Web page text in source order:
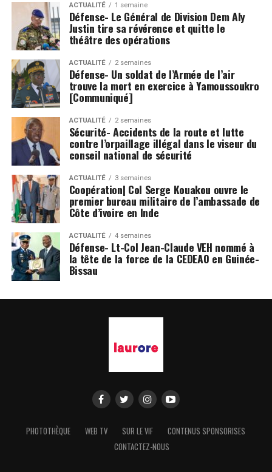
ACTUALITÉ 1 semaine
Défense- Le Général de Division Dem Aly
Justin tire sa révérence et quitte le
théâtre des opérations
ACTUALITÉ 2 semaines
Défense- Un soldat de l’Armée de l’air
trouve la mort en exercice à Yamoussoukro
[Communiqué]
ACTUALITÉ 2 semaines
Sécurité- Accidents de la route et lutte
contre l’orpaillage illégal dans le viseur du
conseil national de sécurité
ACTUALITÉ 3 semaines
Coopération| Col Serge Kouakou ouvre le
premier bureau militaire de l’ambassade de
Côte d’ivoire en Inde
ACTUALITÉ 4 semaines
Défense- Lt-Col Jean-Claude VEH nommé à
la tête de la force de la CEDEAO en Guinée-
Bissau
PHOTOTHÈQUE WEB TV SUR LE VIF
CONTENUS SPONSORISES
CONTACTEZ-NOUS